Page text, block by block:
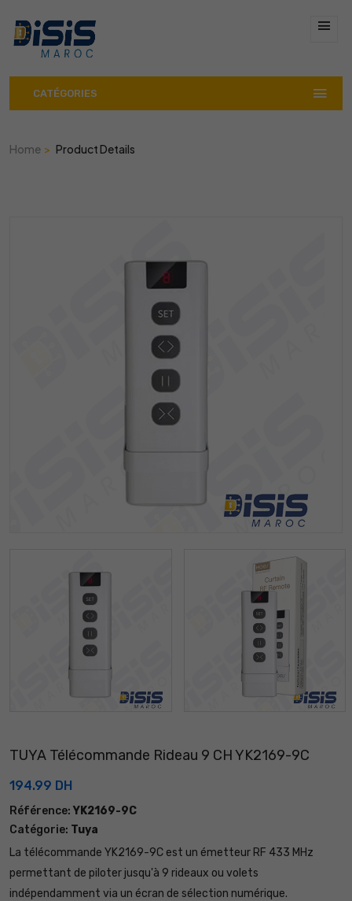
CATÉGORIES
Home Product Details
TUYA Télécommande Rideau 9 CH YK2169-9C
194.99 DH
Référence: YK2169-9C
Catégorie: Tuya
La télécommande YK2169-9C est un émetteur RF 433 MHz
permettant de piloter jusqu'à 9 rideaux ou volets
indépendamment via un écran de sélection numérique.